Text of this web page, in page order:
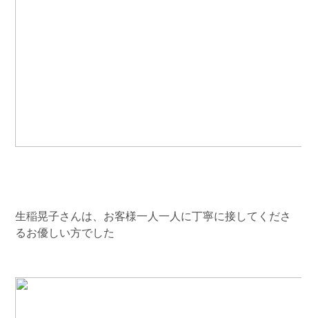
生稲晃子さんは、お客様一人一人に丁寧に接してくださ
るお優しい方でした